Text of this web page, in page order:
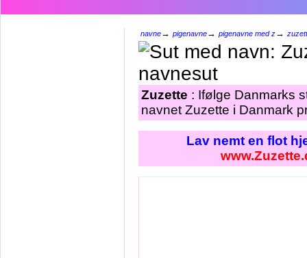
navne→ pigenavne→ pigenavne med z→
Zuzette : Ifølge Danmarks
navnet Zuzette i Danmark
Lav nemt en flot